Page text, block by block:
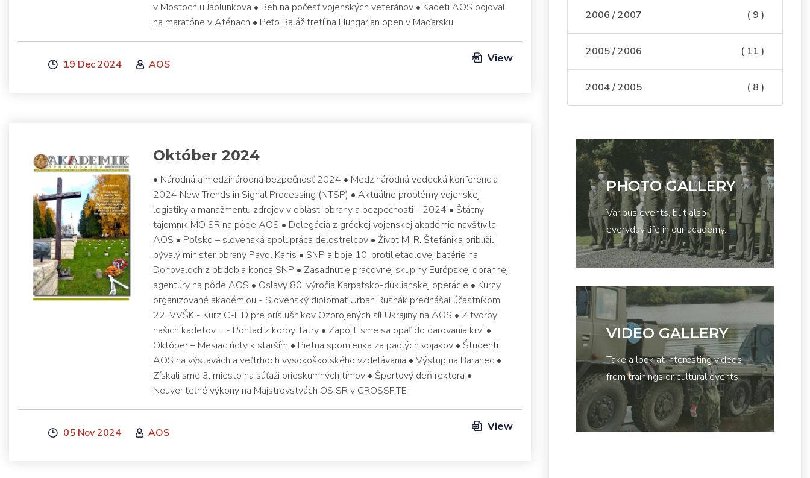
v Mostoch u Jablunkova • Beh na počesť vojenských veteránov • Kadeti AOS bojovali
na maratóne v Aténach • Peťo Baláž tretí na Hungarian open v Maďarsku
19 Dec 2024 AOS View
Október 2024
• Národná a medzinárodná bezpečnosť 2024 • Medzinárodná vedecká konferencia
2024 New Trends in Signal Processing (NTSP) • Aktuálne problémy vojenskej
logistiky a manažmentu zdrojov v oblasti obrany a bezpečnosti - 2024 • Štátny
tajomník MO SR na pôde AOS • Delegácia z gréckej vojenskej akadémie navštívila
AOS • Poľsko – slovenská spolupráca delostrelcov • Život M. R. Štefánika priblížil
bývalý minister obrany Pavol Kanis • SNP a boje 10. protilietadlovej batérie na
Donovaloch z obdobia konca SNP • Zasadnutie pracovnej skupiny Európskej obrannej
agentúry na pôde AOS • Oslavy 80. výročia Karpatsko-duklianskej operácie • Kurzy
organizované akadémiou - Slovenský diplomat Urban Rusnák prednášal účastníkom
22. VVŠK - Kurz C-IED pre príslušníkov Ozbrojených síl Ukrajiny na AOS • Z tvorby
našich kadetov ... - Pohľad z korby Tatry • Zapojili sme sa opäť do darovania krvi •
Október – Mesiac úcty k starším • Pietna spomienka za padlých vojakov • Študenti
AOS na výstavách a veľtrhoch vysokoškolského vzdelávania • Výstup na Baranec •
Získali sme 3. miesto na súťaži prieskumných tímov • Športový deň rektora •
Neuveriteľné výkony na Majstrovstvách OS SR v CROSSFITE
05 Nov 2024 AOS View
2006 / 2007 ( 9 )
2005 / 2006 ( 11 )
2004 / 2005 ( 8 )
PHOTO GALLERY
Various events, but also
everyday life in our academy...
VIDEO GALLERY
Take a look at interesting videos
from trainings or cultural events
...